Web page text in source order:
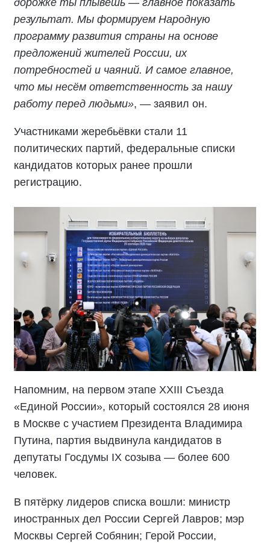
дорожке ты плывёшь — главное показать
результат. Мы формируем Народную
программу развития страны на основе
предложений жителей России, их
потребностей и чаяний. И самое главное,
что мы несём ответственность за нашу
работу перед людьми», — заявил он.
Участниками жеребьёвки стали 11
политических партий, федеральные списки
кандидатов которых ранее прошли
регистрацию.
Напомним, на первом этапе XXIII Съезда
«Единой России», который состоялся 28 июня
в Москве с участием Президента Владимира
Путина, партия выдвинула кандидатов в
депутаты Госдумы IX созыва — более 600
человек.
В пятёрку лидеров списка вошли: министр
иностранных дел России Сергей Лавров; мэр
Москвы Сергей Собянин; Герой России,